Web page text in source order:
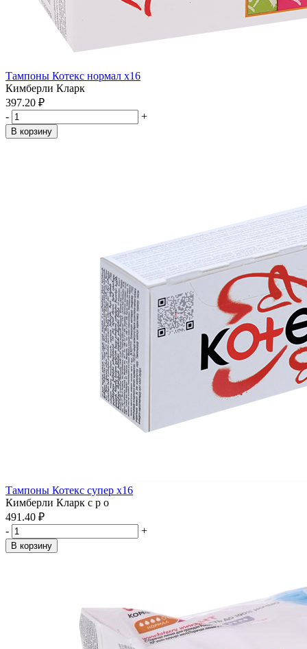
Тампоны Котекс нормал x16
Кимберли Кларк
397.20 ₽
-
+
В корзину
Тампоны Котекс супер x16
Кимберли Кларк с р о
491.40 ₽
-
+
В корзину